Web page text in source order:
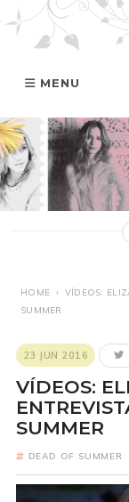
MENU
HOME
GALERIA
HOME › VÍDEOS:
SUMMER
23 JUN 2016
VÍDEOS:
SUMMER
DEAD OF SUMMER